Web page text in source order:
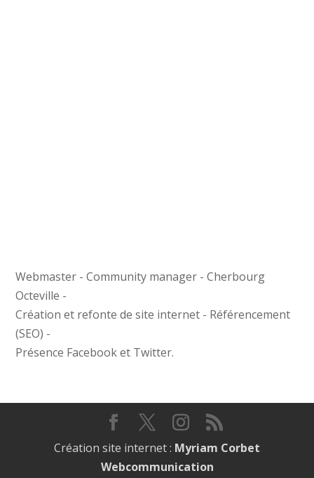
Webmaster - Community manager - Cherbourg
Octeville -
Création et refonte de site internet - Référencement
(SEO) -
Présence Facebook et Twitter.
Création site internet : Myriam Corbet
Webcommunication